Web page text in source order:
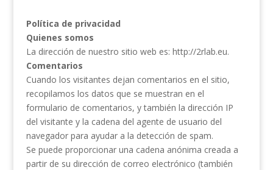
Política de privacidad
Quienes somos
La dirección de nuestro sitio web es: http://2rlab.eu.
Comentarios
Cuando los visitantes dejan comentarios en el sitio,
recopilamos los datos que se muestran en el
formulario de comentarios, y también la dirección IP
del visitante y la cadena del agente de usuario del
navegador para ayudar a la detección de spam.
Se puede proporcionar una cadena anónima creada a
partir de su dirección de correo electrónico (también